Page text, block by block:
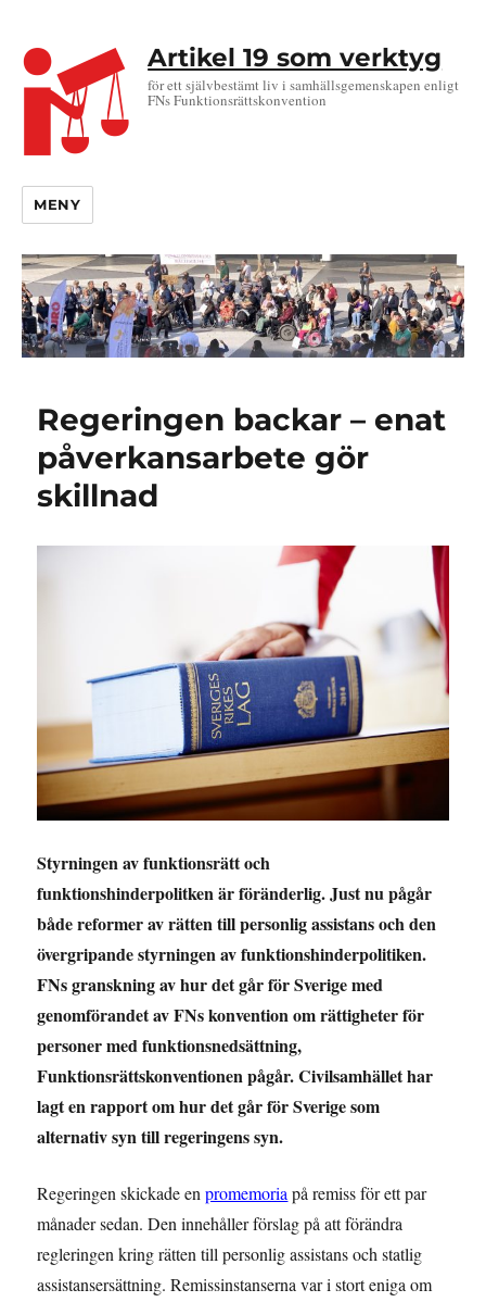
Artikel 19 som verktyg
för ett självbestämt liv i samhällsgemenskapen enligt
FNs Funktionsrättskonvention
MENY
Regeringen backar – enat
påverkansarbete gör
skillnad
Styrningen av funktionsrätt och
funktionshinderpolitken är föränderlig. Just nu pågår
både reformer av rätten till personlig assistans och den
övergripande styrningen av funktionshinderpolitiken.
FNs granskning av hur det går för Sverige med
genomförandet av FNs konvention om rättigheter för
personer med funktionsnedsättning,
Funktionsrättskonventionen pågår. Civilsamhället har
lagt en rapport om hur det går för Sverige som
alternativ syn till regeringens syn.
Regeringen skickade enpromemoriapå remiss för ett par
månader sedan. Den innehåller förslag på att förändra
regleringen kring rätten till personlig assistans och statlig
assistansersättning. Remissinstanserna var i stort eniga om